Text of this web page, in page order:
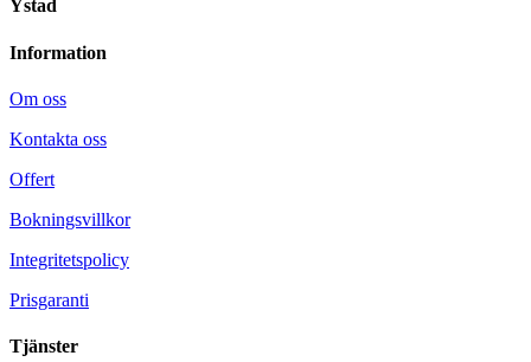
Ystad
Information
Om oss
Kontakta oss
Offert
Bokningsvillkor
Integritetspolicy
Prisgaranti
Tjänster